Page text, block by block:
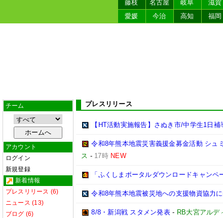
藤枝
名古屋 岐阜 滋賀
愛媛
今治 高知 福岡
チーム
アカウント
ログイン
新規登録
新着情報
プレスリリース (6)
ニュース (13)
ブログ (6)
プレスリリース
【HT活動実施報告】さぬき市/中学生1日補
令和8年熊本地震災害義援金募金活動 シ
ス - 17時 NEW
「ふくしまポータルダウンロードキャン
令和8年熊本地震被災地への支援物資協力
8/8・新潟戦 スタメン発表 - RB大宮アルデ